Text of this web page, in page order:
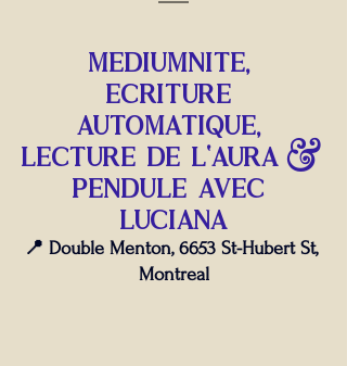
mediumnite,
ecriture
automatique,
lecture de l'aura &
pendule avec
luciana
📍 Double Menton, 6653 St-Hubert St,
Montreal